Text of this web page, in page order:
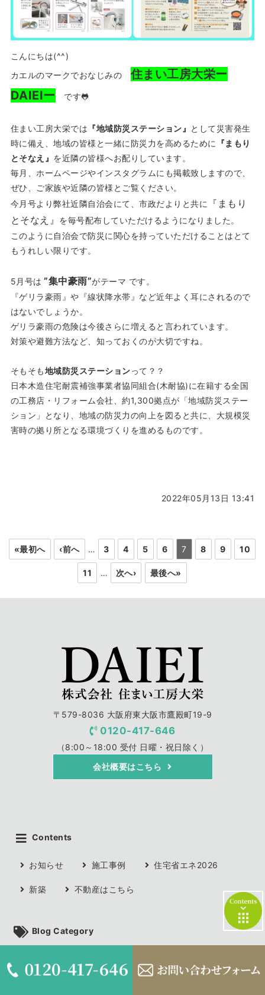
こんにちは(^^)
カエルのマークでおなじみの住まい工房大栄ー
DAIEIー
です🐸
住まい工房大栄では 『地域防災ステーション』 として災害発生
時に備え、地域の皆様と一緒に防災力を高めるために
『まもり
とそなえ』 を近隣の皆様へお配りしています。
毎月、ホームページやインスタグラムにも掲載致しますので、
ぜひ、ご家族や近隣の皆様とご覧ください。
今月号より弊社近隣自治会にて、市政だよりと共に
『まもり
とそなえ』 を毎号配布していただけるようになりました。
このように自治会で防災に関心を持っていただけることはとて
もうれしい限りです。
5月号は ”集中豪雨”がテーマ です。
『ゲリラ豪雨』や 『線状降水帯』 など近年よく耳にされるので
はないでしょうか。
ゲリラ豪雨の危険は今後さらに増えると言われています。
対策や避難方法など、知っておくのが大切ですね。
そもそも地域防災ステーションって？？
日本木造住宅耐震補強事業者協同組合(木耐協)に在籍する全国
の工務店・リフォーム会社、約1,300拠点が「地域防災ステー
ション」となり、地域の防災力の向上を図ると共に、大規模災
害時の拠り所となる環境づくりを進めるものです。
2022年05月13日 13:41
«最初へ ‹前へ … 3 4 5 6 7 8 9 10
11 … 次へ› 最後へ»
〒579-8036 大阪府東大阪市鷹殿町19-9
0120-417-646
（8:00～18:00 受付 日曜・祝日除く）
会社概要はこちら
Contents
お知らせ 施工事例 住宅省エネ2026
新築 不動産はこちら
Blog Category